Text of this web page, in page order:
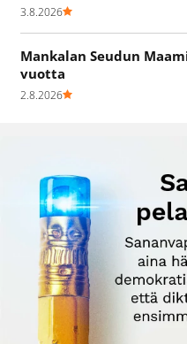
3.8.2026
Mankalan Seudun
vuotta
2.8.2026